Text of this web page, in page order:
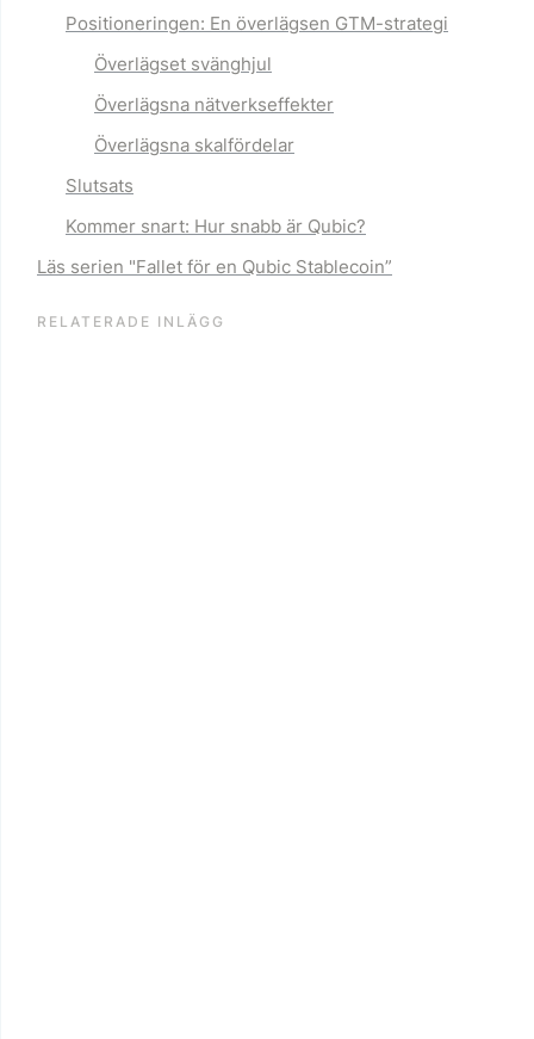
Positioneringen: En överlägsen GTM-strategi
Överlägset svänghjul
Överlägsna nätverkseffekter
Överlägsna skalfördelar
Slutsats
Kommer snart: Hur snabb är Qubic?
Läs serien "Fallet för en Qubic Stablecoin”
RELATERADE INLÄGG